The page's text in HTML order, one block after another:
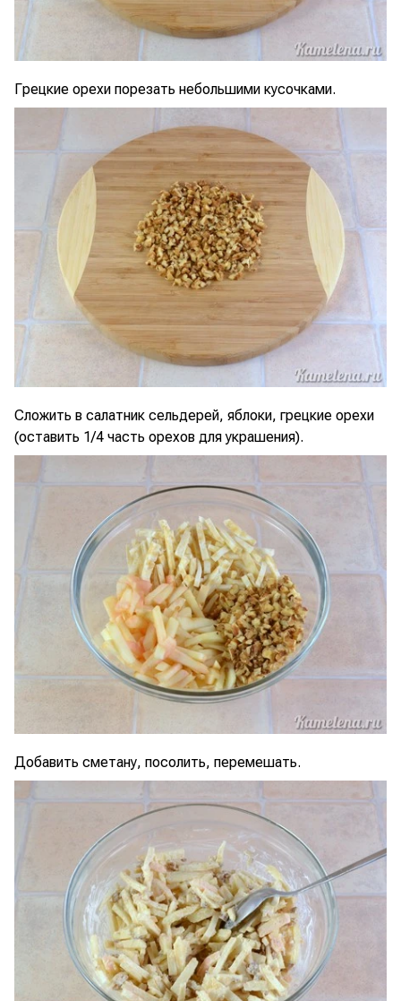
Грецкие орехи порезать небольшими кусочками.
Сложить в салатник сельдерей, яблоки, грецкие орехи
(оставить 1/4 часть орехов для украшения).
Добавить сметану, посолить, перемешать.